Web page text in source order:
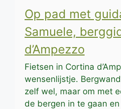
Op pad met
Samuele,
d’Ampezzo
Fietsen in Cortina
wensenlijstje.
zelf wel, maar om met
de bergen in te gaan